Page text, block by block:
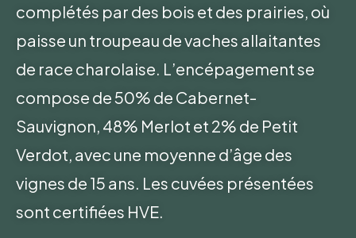
complétés par des bois et des prairies, où
paisse un troupeau de vaches allaitantes
de race charolaise. L’encépagement se
compose de 50% de Cabernet-
Sauvignon, 48% Merlot et 2% de Petit
Verdot, avec une moyenne d’âge des
vignes de 15 ans. Les cuvées présentées
sont certifiées HVE.